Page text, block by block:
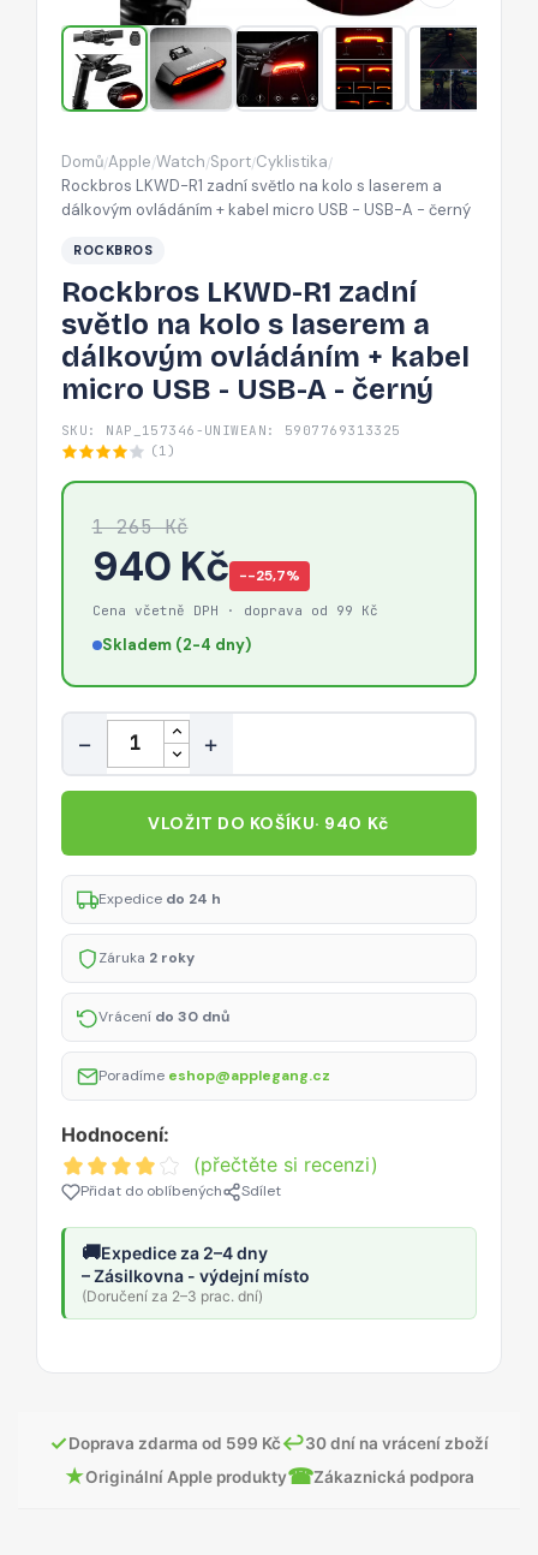
kolo
s
laserem
a
ovládáním
+
USB
-
USB-
A
Domů/Apple/Watch/Sport/Cyklistika/
Rockbros LKWD-R1 zadní světlo na kolo s laserem a
dálkovým ovládáním + kabel micro USB - USB-A - černý
ROCKBROS
Rockbros LKWD-R1 zadní
světlo na kolo s laserem a
dálkovým ovládáním + kabel
micro USB - USB-A - černý
SKU: NAP_157346-UNIWEAN: 5907769313325
(1)
1 265 Kč
940 Kč −-25,7%
Cena včetně DPH · doprava od 99 Kč
Skladem (2-4 dny)
Množství
− +
VLOŽIT DO KOŠÍKU· 940 Kč
Expedice do 24 h
Záruka 2 roky
Vrácení do 30 dnů
Poradíme eshop@applegang.cz
Hodnocení:
(přečtěte si recenzi)
Přidat do oblíbených Sdílet
🚚Expedice za 2–4 dny
– Zásilkovna - výdejní místo
(Doručení za 2–3 prac. dní)
✓Doprava zdarma od 599 Kč↩30 dní na vrácení zboží
★Originální Apple produkty☎Zákaznická podpora